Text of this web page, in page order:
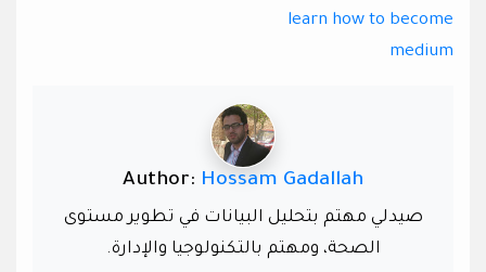
learn how to become
medium
Author: Hossam Gadallah
صيدلي مهتم بتحليل البيانات في تطوير مستوى
الصحة، ومهتم بالتكنولوجيا والإدارة.